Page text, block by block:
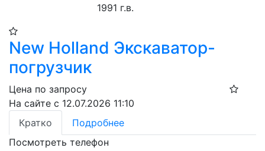
1991 г.в.
New Holland Экскаватор-
погрузчик
Цена по запросу
На сайте с 12.07.2026 11:10
Кратко
Подробнее
Посмотреть телефон